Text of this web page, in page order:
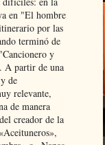
en "El hombre
por las
terminó de
y
A partir de una
de
relevante,
de manera
creador de la